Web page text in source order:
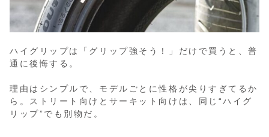
ハイグリップは「グリップ強そう！」だけで買うと、普
通に後悔する。
理由はシンプルで、モデルごとに性格が尖りすぎてるか
ら。ストリート向けとサーキット向けは、同じ“ハイグ
リップ”でも別物だ。